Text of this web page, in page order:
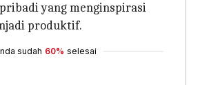
yang menginspirasi
produktif.
sudah 60% selesai